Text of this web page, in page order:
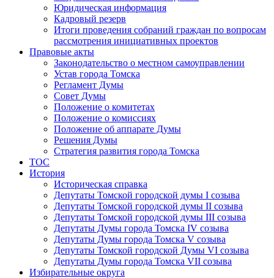
Юридическая информация
Кадровый резерв
Итоги проведения собраний граждан по вопросам
рассмотрения инициативных проектов
Правовые акты
Законодательство о местном самоуправлении
Устав города Томска
Регламент Думы
Совет Думы
Положение о комитетах
Положение о комиссиях
Положение об аппарате Думы
Решения Думы
Стратегия развития города Томска
ТОС
История
Историческая справка
Депутаты Томской городской думы I созыва
Депутаты Томской городской думы II созыва
Депутаты Томской городской думы III созыва
Депутаты Думы города Томска IV созыва
Депутаты Думы города Томска V созыва
Депутаты Томской городской Думы VI созыва
Депутаты Думы города Томска VII созыва
Избирательные округа